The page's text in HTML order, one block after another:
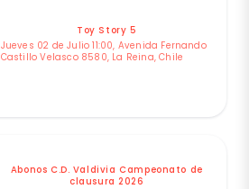
Toy Story 5
Jueves 02 de Julio 11:00, Avenida Fernando
Castillo Velasco 8580, La Reina, Chile
Abonos C.D. Valdivia Campeonato de
clausura 2026